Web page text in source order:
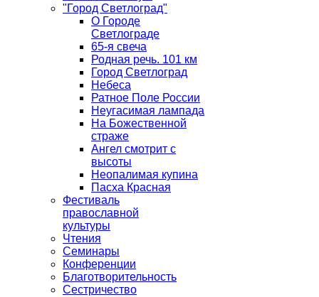
"Город Светлоград"
О Городе
Светлограде
65-я свеча
Родная речь. 101 км
Город Светлоград
Небеса
Ратное Поле России
Неугасимая лампада
На Божественной
страже
Ангел смотрит с
высоты
Неопалимая купина
Пасха Красная
Фестиваль
православной
культуры
Чтения
Семинары
Конференции
Благотворительность
Сестричество